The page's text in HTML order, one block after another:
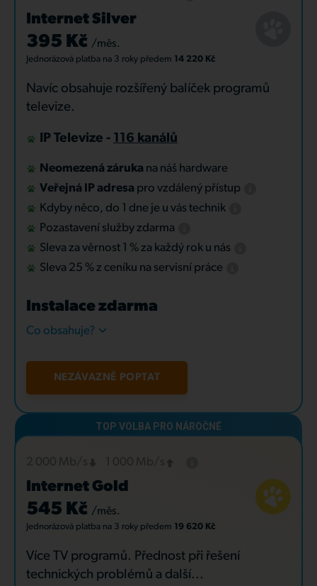
Internet Silver
395 Kč /měs.
Jednorázová platba na 3 roky předem 14 220 Kč
Navíc obsahuje rozšířený balíček programů
televize.
IP Televize - 116 kanálů
Neomezená záruka na náš hardware
Veřejná IP adresa pro vzdálený přístup
Kdyby něco, do 1 dne je u vás technik
Pozastavení služby zdarma
Sleva za věrnost 1 % za každý rok u nás
Sleva 25 % z ceníku na servisní práce
Instalace zdarma
Co obsahuje?
NEZÁVAZNĚ POPTAT
Internet Gold
545 Kč /měs.
Jednorázová platba na 3 roky předem 19 620 Kč
Více TV programů. Přednost při řešení
technických problémů a další...